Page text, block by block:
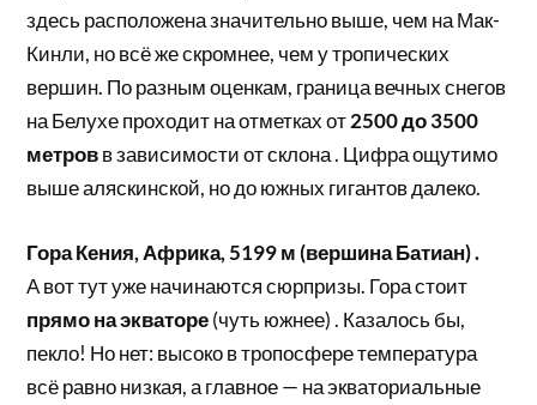
здесь расположена значительно выше, чем на Мак-
Кинли, но всё же скромнее, чем у тропических
вершин. По разным оценкам, граница вечных снегов
на Белухе проходит на отметках от2500 до 3500
метровв зависимости от склона . Цифра ощутимо
выше аляскинской, но до южных гигантов далеко.
Гора Кения, Африка, 5199 м (вершина Батиан) .
А вот тут уже начинаются сюрпризы. Гора стоит
прямо на экваторе(чуть южнее) . Казалось бы,
пекло! Но нет: высоко в тропосфере температура
всё равно низкая, а главное — на экваториальные